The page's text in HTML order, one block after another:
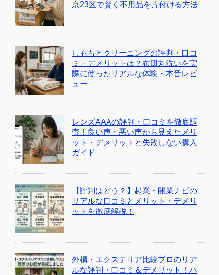
京23区で賢く不用品を片付ける方法
しももとクリーニングの評判・口コ
ミ・デメリットは？布団丸洗いを実
際に使ったリアルな体験・本音レビ
ュー
レンズAAAの評判・口コミを徹底調
査！良い声・悪い声から見えたメリ
ット・デメリットと失敗しない購入
ガイド
【評判はどう？】起業・開業ナビの
リアルな口コミとメリット・デメリ
ットを徹底解説！
外構・エクステリア比較プロのリア
ルな評判・口コミ＆デメリット！ハ